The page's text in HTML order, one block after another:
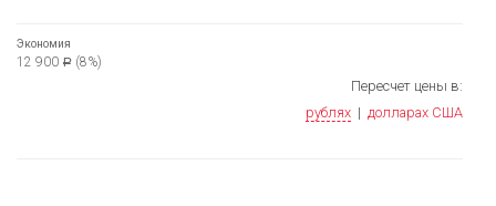
Экономия
12 900 Р (8%)
Пересчет цены в:
рублях | долларах США